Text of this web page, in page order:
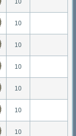
10
10
10
10
10
10
10